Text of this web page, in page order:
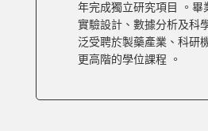
年完成獨立研究項目 。畢
實驗設計、數據分析及科
泛受聘於製藥產業、科研
更高階的學位課程 。